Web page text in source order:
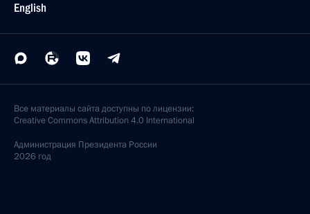
English
Все материалы сайта доступны по лицензии:
Creative Commons Attribution 4.0 International
Администрация Президента России
2026 год